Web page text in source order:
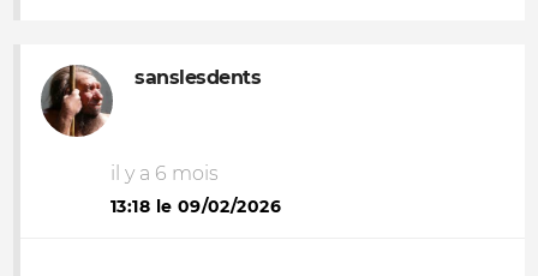
sanslesdents
il y a 6 mois
13:18 le 09/02/2026